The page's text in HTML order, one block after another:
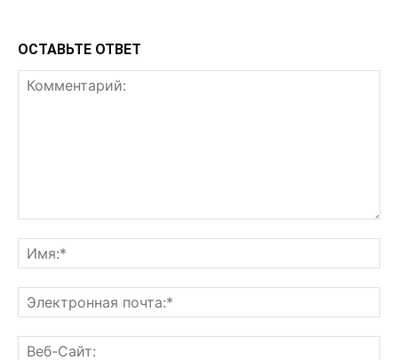
ОСТАВЬТЕ ОТВЕТ